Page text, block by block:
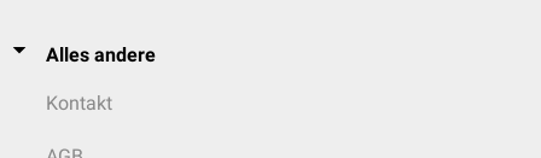
Alles andere
Kontakt